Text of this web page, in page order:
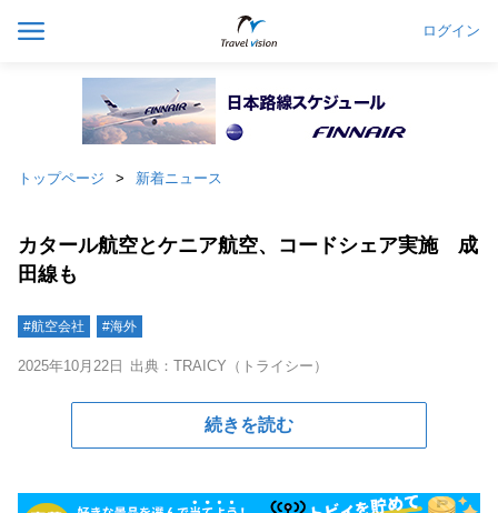
ログイン
トップページ 新着ニュース
カタール航空とケニア航空、コードシェア実施 成
田線も
#航空会社 #海外
2025年10月22日 出典：TRAICY（トライシー）
続きを読む